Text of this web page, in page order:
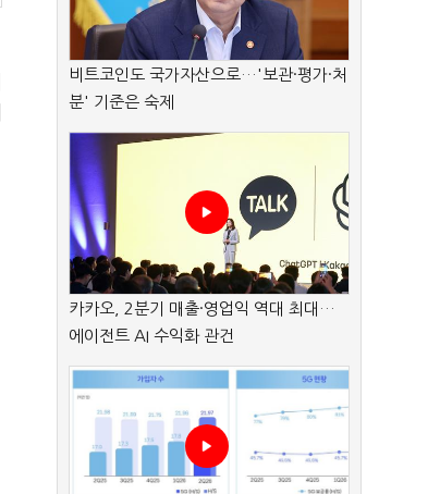
비트코인도 국가자산으로…'보관·평가·처
분' 기준은 숙제
카카오, 2분기 매출·영업익 역대 최대…
에이전트 AI 수익화 관건